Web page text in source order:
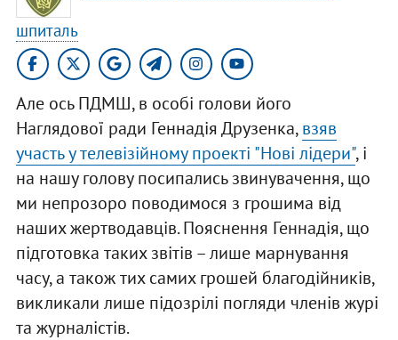
шпиталь
Але ось ПДМШ, в особі голови його
Наглядової ради Геннадія Друзенка,взяв
участь у телевізійному проекті "Нові лідери", і
на нашу голову посипались звинувачення, що
ми непрозоро поводимося з грошима від
наших жертводавців. Пояснення Геннадія, що
підготовка таких звітів – лише марнування
часу, а також тих самих грошей благодійників,
викликали лише підозрілі погляди членів журі
та журналістів.